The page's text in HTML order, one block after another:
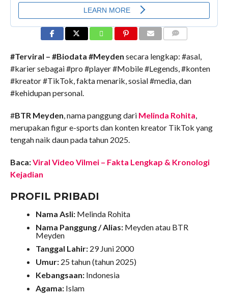
#Terviral – #Biodata #Meyden secara lengkap: #asal,
#karier sebagai #pro #player #Mobile #Legends, #konten
#kreator #TikTok, fakta menarik, sosial #media, dan
#kehidupan personal.
#BTR Meyden, nama panggung dari Melinda Rohita,
merupakan figur e-sports dan konten kreator TikTok yang
tengah naik daun pada tahun 2025.
Baca:Viral Video Vilmei – Fakta Lengkap & Kronologi
Kejadian
PROFIL PRIBADI
Nama Asli:Melinda Rohita
Nama Panggung / Alias:Meyden atau BTR
Meyden
Tanggal Lahir:29 Juni 2000
Umur:25 tahun (tahun 2025)
Kebangsaan:Indonesia
Agama:Islam